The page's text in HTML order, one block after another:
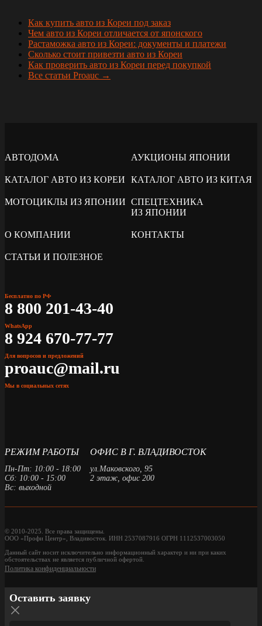
Как купить авто из Кореи под заказ
Чем авто из Кореи отличается от японского
Растаможка авто из Кореи: документы и платежи
Сколько стоит привезти авто из Кореи
Как проверить авто из Кореи перед покупкой
Все статьи Proauc →
АВТОДОМА АУКЦИОНЫ ЯПОНИИ
КАТАЛОГ АВТО ИЗ КОРЕИ КАТАЛОГ АВТО ИЗ КИТАЯ
МОТОЦИКЛЫ ИЗ ЯПОНИИ СПЕЦТЕХНИКА
ИЗ ЯПОНИИ
О КОМПАНИИ КОНТАКТЫ
СТАТЬИ И ПОЛЕЗНОЕ
Бесплатно по РФ
8 800 201-43-40
WhatsApp
8 924 670-77-77
Для вопросов и предложений
proauc@mail.ru
Мы в социальных сетях
РЕЖИМ РАБОТЫ
Пн-Пт: 10:00 - 18:00
Сб: 10:00 - 15:00
Вс: выходной
ОФИС В Г. ВЛАДИВОСТОК
ул.Маковского, 95
2 этаж, офис 200
© 2010-2025. Все права защищены.
ООО «Профи Центр», Владивосток. ИНН 2537087916 ОГРН 1112537003050
Данный сайт носит исключительно информационный характер и ни при каких
обстоятельствах не является публичной офертой.
Политика конфиденциальности
Оставить заявку